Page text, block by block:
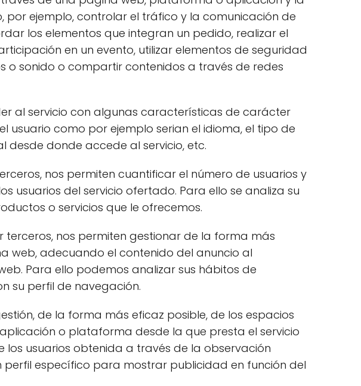
por ejemplo, controlar el tráfico y la comunicación de
los elementos que integran un pedido, realizar el
en un evento, utilizar elementos de seguridad
sonido o compartir contenidos a través de redes
al servicio con algunas características de carácter
usuario como por ejemplo serian el idioma, el tipo de
donde accede al servicio, etc.
nos permiten cuantificar el número de usuarios y
usuarios del servicio ofertado. Para ello se analiza su
o servicios que le ofrecemos.
nos permiten gestionar de la forma más
web, adecuando el contenido del anuncio al
Para ello podemos analizar sus hábitos de
su perfil de navegación.
de la forma más eficaz posible, de los espacios
o plataforma desde la que presta el servicio
usuarios obtenida a través de la observación
específico para mostrar publicidad en función del